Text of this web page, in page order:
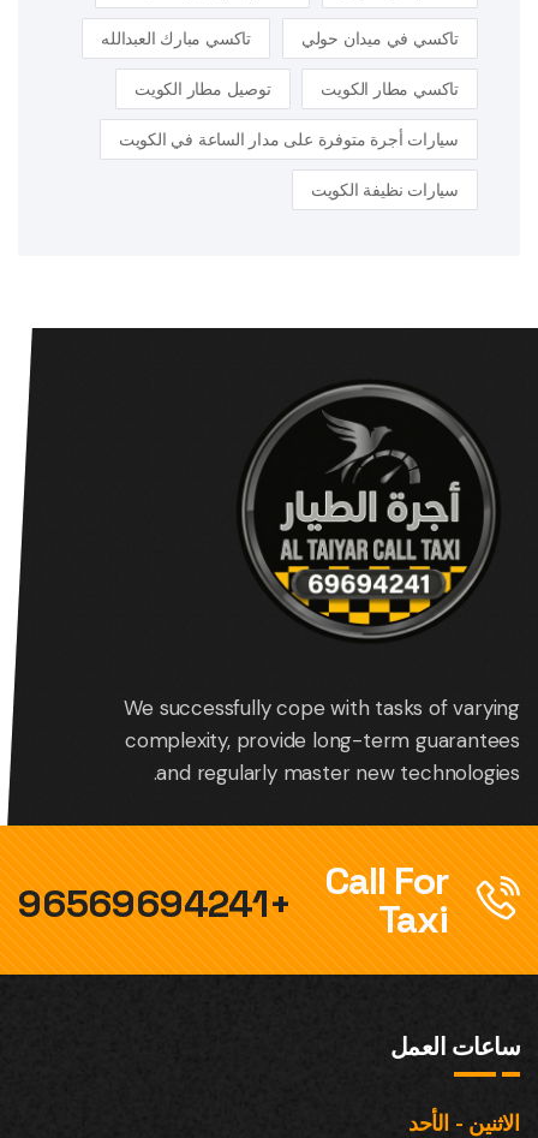
تاكسي في ميدان حولي تاكسي مبارك العبدالله
تاكسي مطار الكويت توصيل مطار الكويت
سيارات أجرة متوفرة على مدار الساعة في الكويت
سيارات نظيفة الكويت
We successfully cope with tasks of varying
complexity, provide long-term guarantees
and regularly master new technologies.
Call For
Taxi
+96569694241
ساعات العمل
الاثنين - الأحد